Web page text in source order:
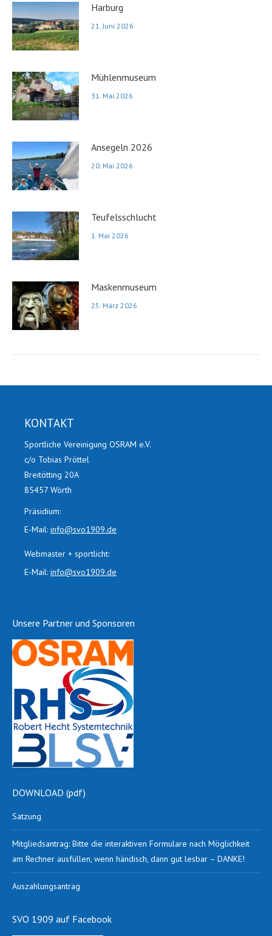
Harburg
21. Juni 2026
Mühlenmuseum
31. Mai 2026
Ansegeln 2026
20. Mai 2026
Teufelsschlucht
1. Mai 2026
Maskenmuseum
25. März 2026
KONTAKT
Sportliche Vereinigung OSRAM e.V.
c/o Tobias Pröttel
Breitötting 20A
85457 Wörth
Präsidium:
E-Mail: info@svo1909.de
Webmaster + sportlicht:
E-Mail: info@svo1909.de
Unsere Partner und Sponsoren
DOWNLOAD (pdf)
Satzung
Mitgliedsantrag: Bitte die interaktiven Formulare nach Möglichkeit
am Rechner ausfüllen, wenn händisch, dann gut lesbar – DANKE!
Auszahlungsantrag
SVO 1909 auf Facebook